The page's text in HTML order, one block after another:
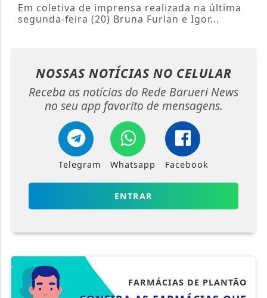
Em coletiva de imprensa realizada na última
segunda-feira (20) Bruna Furlan e Igor...
NOSSAS NOTÍCIAS NO CELULAR
Receba as notícias do Rede Barueri News
no seu app favorito de mensagens.
Telegram Whatsapp Facebook
ENTRAR
FARMÁCIAS DE PLANTÃO